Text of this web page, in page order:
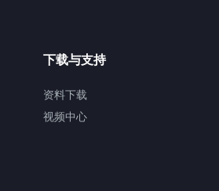
器
下载与支持
资料下载
视频中心